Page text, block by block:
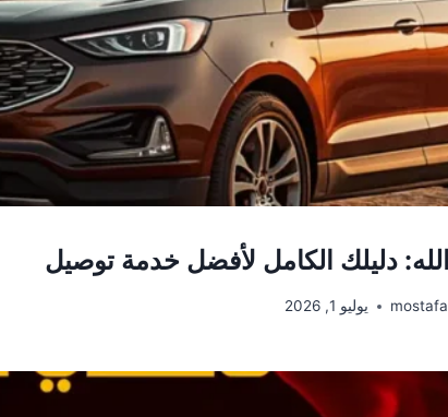
دليلك الكامل لأفضل خدمة توصيل
يوليو 1, 2026